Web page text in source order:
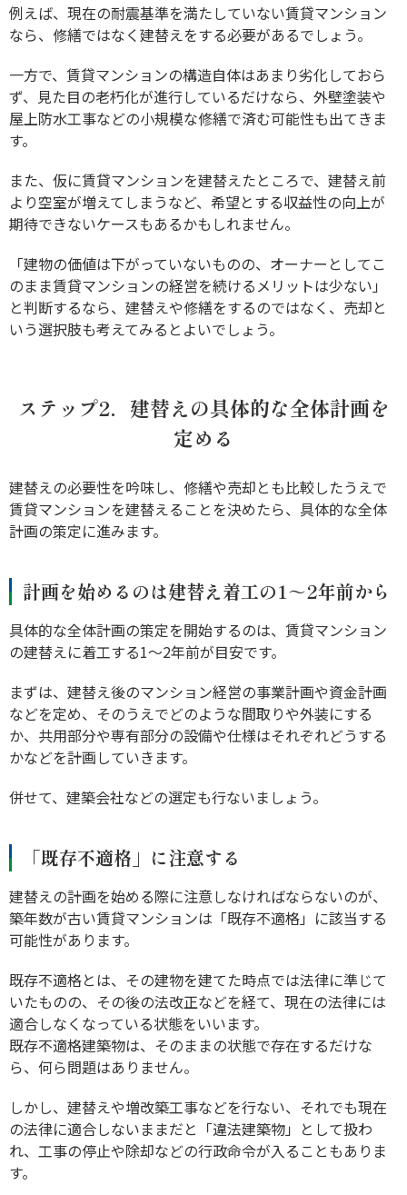
例えば、現在の耐震基準を満たしていない賃貸マンション
なら、修繕ではなく建替えをする必要があるでしょう。
一方で、賃貸マンションの構造自体はあまり劣化しておら
ず、見た目の老朽化が進行しているだけなら、外壁塗装や
屋上防水工事などの小規模な修繕で済む可能性も出てきま
す。
また、仮に賃貸マンションを建替えたところで、建替え前
より空室が増えてしまうなど、希望とする収益性の向上が
期待できないケースもあるかもしれません。
「建物の価値は下がっていないものの、オーナーとしてこ
のまま賃貸マンションの経営を続けるメリットは少ない」
と判断するなら、建替えや修繕をするのではなく、売却と
いう選択肢も考えてみるとよいでしょう。
ステップ2．建替えの具体的な全体計画を
定める
建替えの必要性を吟味し、修繕や売却とも比較したうえで
賃貸マンションを建替えることを決めたら、具体的な全体
計画の策定に進みます。
計画を始めるのは建替え着工の1～2年前から
具体的な全体計画の策定を開始するのは、賃貸マンション
の建替えに着工する1～2年前が目安です。
まずは、建替え後のマンション経営の事業計画や資金計画
などを定め、そのうえでどのような間取りや外装にする
か、共用部分や専有部分の設備や仕様はそれぞれどうする
かなどを計画していきます。
併せて、建築会社などの選定も行ないましょう。
「既存不適格」に注意する
建替えの計画を始める際に注意しなければならないのが、
築年数が古い賃貸マンションは「既存不適格」に該当する
可能性があります。
既存不適格とは、その建物を建てた時点では法律に準じて
いたものの、その後の法改正などを経て、現在の法律には
適合しなくなっている状態をいいます。
既存不適格建築物は、そのままの状態で存在するだけな
ら、何ら問題はありません。
しかし、建替えや増改築工事などを行ない、それでも現在
の法律に適合しないままだと「違法建築物」として扱わ
れ、工事の停止や除却などの行政命令が入ることもありま
す。